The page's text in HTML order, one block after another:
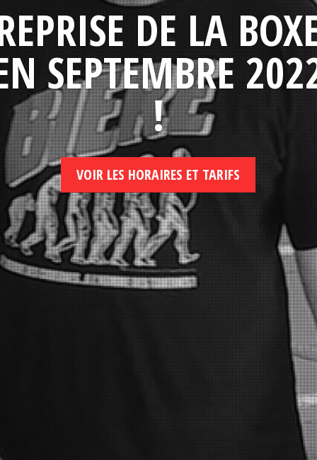
DE LA
SEPTEMBRE
!
VOIR LES HORAIRES ET TARIFS